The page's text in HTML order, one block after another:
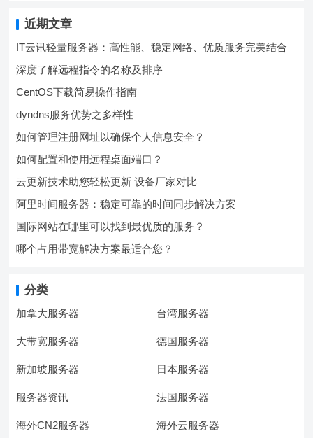
近期文章
IT云讯轻量服务器：高性能、稳定网络、优质服务完美结合
深度了解远程指令的名称及排序
CentOS下载简易操作指南
dyndns服务优势之多样性
如何管理注册网址以确保个人信息安全？
如何配置和使用远程桌面端口？
云更新技术助您轻松更新 设备厂家对比
阿里时间服务器：稳定可靠的时间同步解决方案
国际网站在哪里可以找到最优质的服务？
哪个占用带宽解决方案最适合您？
分类
加拿大服务器 台湾服务器
大带宽服务器 德国服务器
新加坡服务器 日本服务器
服务器资讯 法国服务器
海外CN2服务器 海外云服务器